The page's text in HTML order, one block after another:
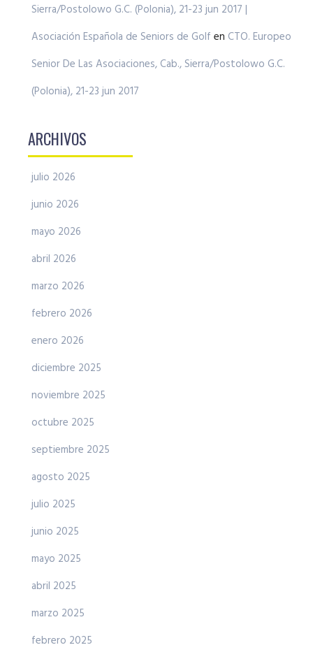
Sierra/Postolowo G.C. (Polonia), 21-23 jun 2017 |
Asociación Española de Seniors de Golf en CTO. Europeo
Senior De Las Asociaciones, Cab., Sierra/Postolowo G.C.
(Polonia), 21-23 jun 2017
ARCHIVOS
julio 2026
junio 2026
mayo 2026
abril 2026
marzo 2026
febrero 2026
enero 2026
diciembre 2025
noviembre 2025
octubre 2025
septiembre 2025
agosto 2025
julio 2025
junio 2025
mayo 2025
abril 2025
marzo 2025
febrero 2025